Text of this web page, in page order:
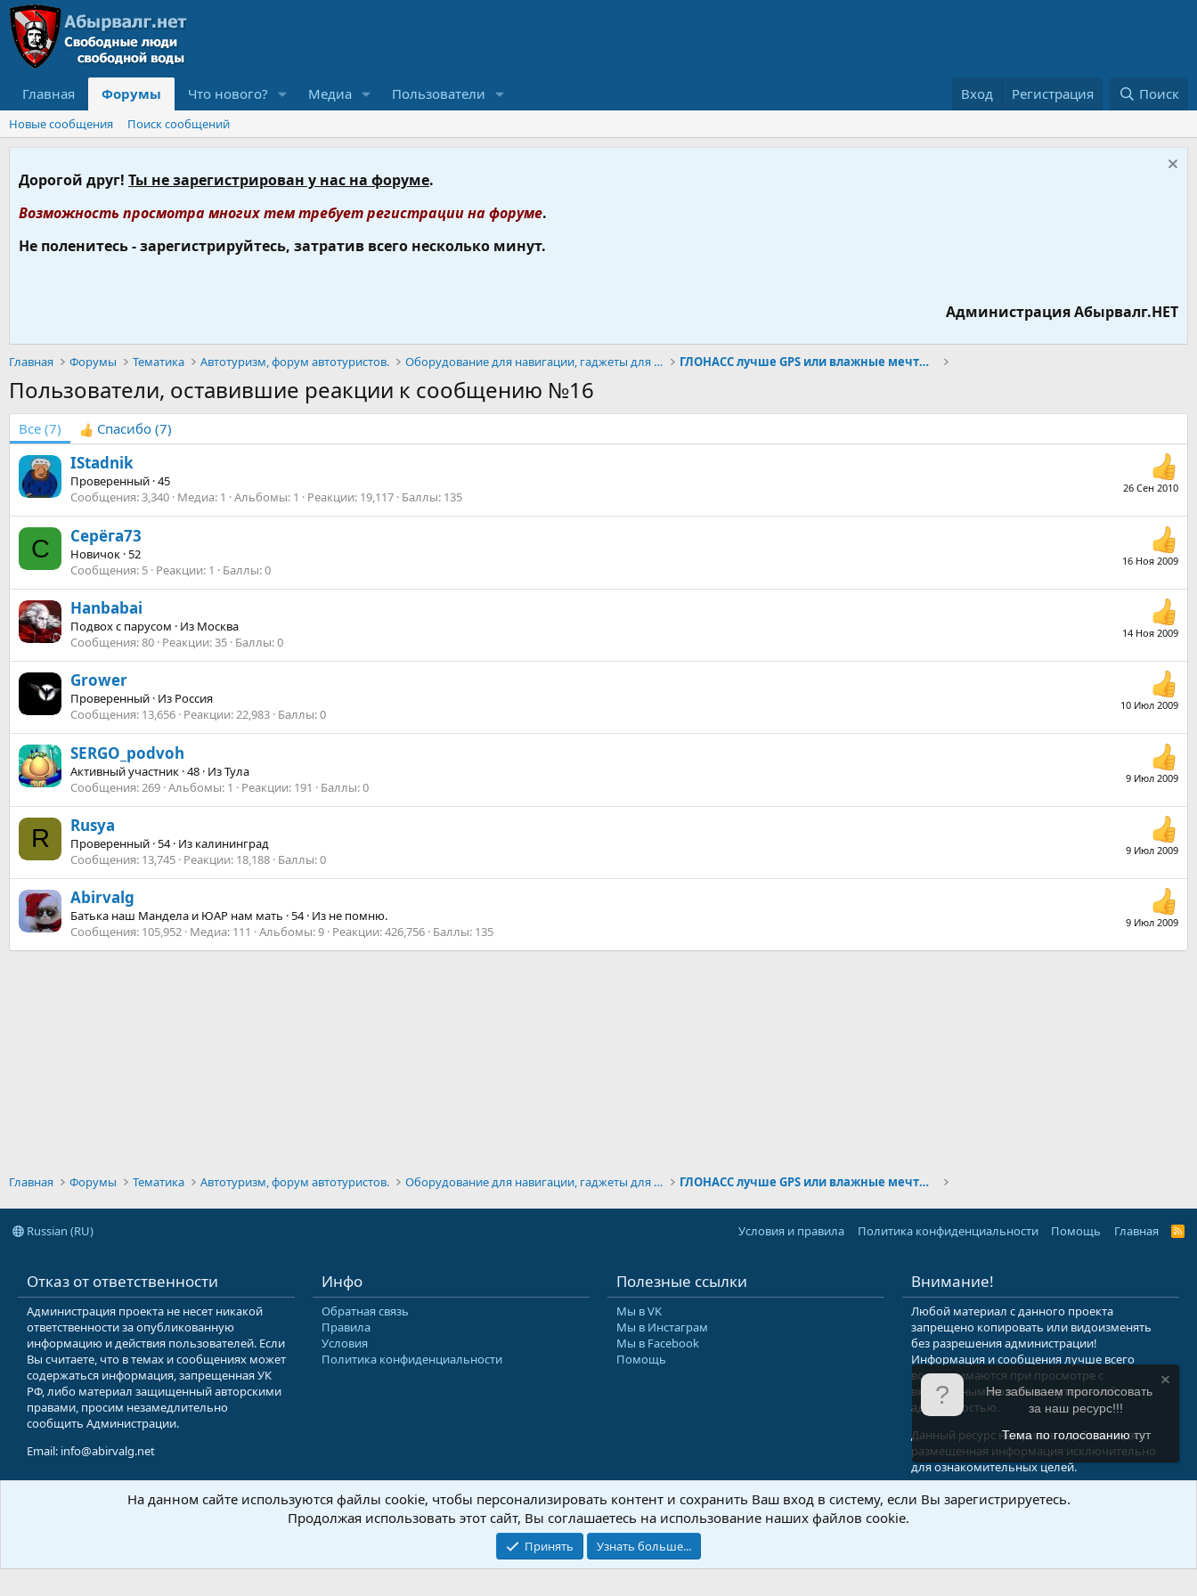
Главная Форумы Что нового? Медиа Пользователи Вход Регистрация Поиск
Новые сообщения Поиск сообщений
Дорогой друг! Ты не зарегистрирован у нас на форуме.
Возможность просмотра многих тем требует регистрации на форуме.
Не поленитесь - зарегистрируйтесь, затратив всего несколько минут.
Администрация Абырвалг.НЕТ
Главная Форумы Тематика Автотуризм, форум автотуристов. Оборудование для навигации, гаджеты для автотуризм ГЛОНАСС лучше GPS или влажные мечты российских откатчиков
Пользователи, оставившие реакции к сообщению №16
Все (7) Спасибо (7)
26 Сен 2010
IStadnik
Проверенный ·45
Сообщения 3,340 Медиа 1 Альбомы 1 Реакции 19,117 Баллы 135
С 16 Ноя 2009
Серёга73
Новичок ·52
Сообщения 5 Реакции 1 Баллы 0
14 Ноя 2009
Hanbabai
Подвох с парусом · Из Москва
Сообщения 80 Реакции 35 Баллы 0
10 Июл 2009
Grower
Проверенный · Из Россия
Сообщения 13,656 Реакции 22,983 Баллы 0
9 Июл 2009
SERGO_podvoh
Активный участник ·48 · ИзТула
Сообщения 269 Альбомы 1 Реакции 191 Баллы 0
R 9 Июл 2009
Rusya
Проверенный ·54· Из калининград
Сообщения 13,745 Реакции 18,188 Баллы 0
9 Июл 2009
Abirvalg
Батька наш Мандела и ЮАР нам мать ·54· Из не помню.
Сообщения 105,952 Медиа 111 Альбомы 9 Реакции 426,756 Баллы 135
Главная Форумы Тематика Автотуризм, форум автотуристов. Оборудование для навигации, гаджеты для автотуризм ГЛОНАСС лучше GPS или влажные мечты российских откатчиков
Russian (RU) Условия и правила Политика конфиденциальности Помощь Главная
R
Отказ от ответственности
Администрация проекта не несет никакой
ответственности за опубликованную
информацию и действия пользователей. Если
Вы считаете, что в темах и сообщениях может
содержаться информация, запрещенная УК
РФ, либо материал защищенный авторскими
правами, просим незамедлительно
сообщить Администрации.
Email: info@abirvalg.net
Инфо
Обратная связь
Правила
Условия
Политика конфиденциальности
Полезные ссылки
Мы в VK
Мы в Инстаграм
Мы в Facebook
Помощь
Внимание!
Любой материал с данного проекта
запрещено копировать или видоизменять
без разрешения администрации!
Информация и сообщения лучше всего
воспринимаются при просмотре с
включенным мозгом и неутерянной
адекватностью.
Данный ресурс не призыв к действию, вся
размещенная информация исключительно
для ознакомительных целей.
© 2008-2026 Форум Абырвалг.нет - подводная охота, дайвинг, туризм Перевод:XenForo.Info
Не забываем проголосовать
за наш ресурс!!!
Тема по голосованиютут
На данном сайте используются файлы cookie, чтобы персонализировать контент и сохранить Ваш вход в систему, если Вы зарегистрируетесь.
Продолжая использовать этот сайт, Вы соглашаетесь на использование наших файлов cookie.
Принять Узнать больше...